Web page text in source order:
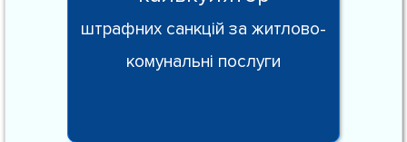
штрафних санкцій за житлово-
комунальні послуги